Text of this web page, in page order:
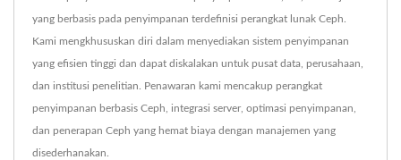
yang berbasis pada penyimpanan terdefinisi perangkat lunak Ceph.
Kami mengkhususkan diri dalam menyediakan sistem penyimpanan
yang efisien tinggi dan dapat diskalakan untuk pusat data, perusahaan,
dan institusi penelitian. Penawaran kami mencakup perangkat
penyimpanan berbasis Ceph, integrasi server, optimasi penyimpanan,
dan penerapan Ceph yang hemat biaya dengan manajemen yang
disederhanakan.